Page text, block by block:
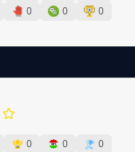
0 0
0
0 0
0